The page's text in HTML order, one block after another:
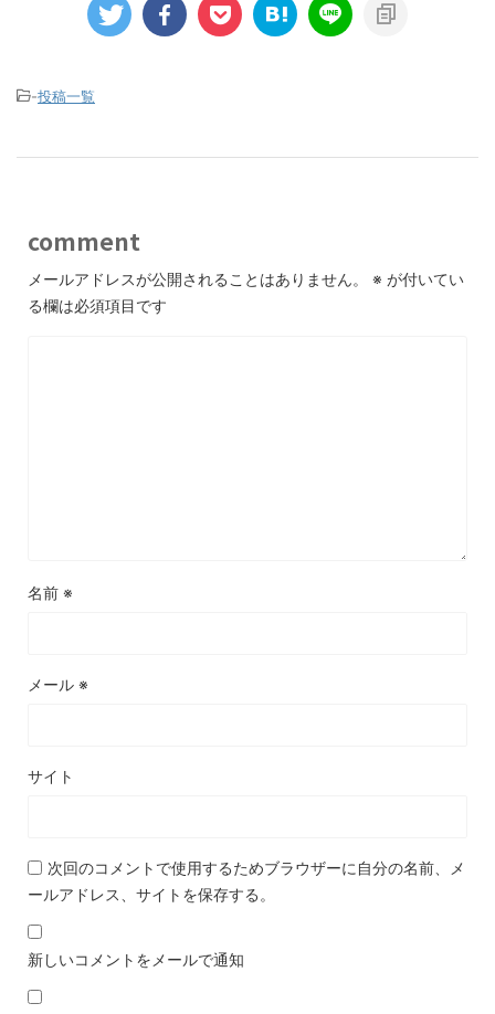
-投稿一覧
comment
メールアドレスが公開されることはありません。 ※ が付いてい
る欄は必須項目です
名前 ※
メール ※
サイト
次回のコメントで使用するためブラウザーに自分の名前、メ
ールアドレス、サイトを保存する。
新しいコメントをメールで通知